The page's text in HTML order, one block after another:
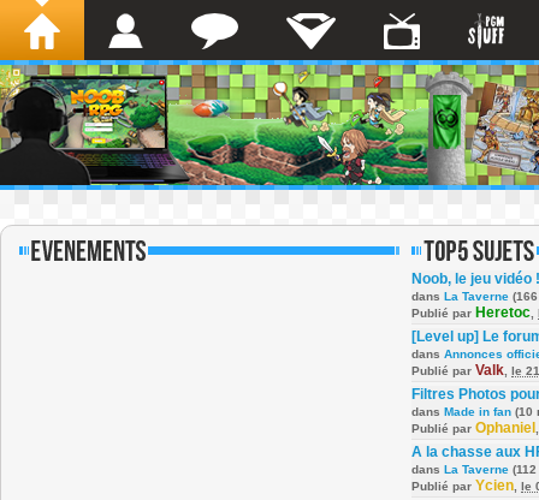
Noob, le jeu vidéo !
dans La Taverne
Publié par Heretoc
[Level up] Le
dans Annonces
Publié par Valk le
Filtres Photos
dans Made in fan (10
Publié par Ophaniel
A la chasse aux
dans La Taverne
Publié par Ycien le